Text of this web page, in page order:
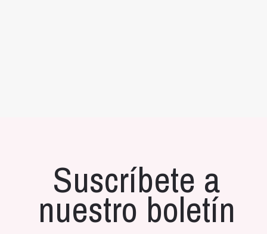
Suscríbete a
nuestro boletín